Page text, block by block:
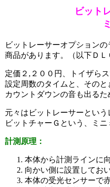
ビット
ビットレーサーオプション
商品があります。（以下ＤＬ
定価２,２００円、トイザら
設定周数のタイムと、そのと
カウントダウンの音も出る
元々はビットレーサーとい
ビットチャーＧという、ミ
計測原理：
本体から計測ラインに
向かい側に設置してお
本体の受光センサーで